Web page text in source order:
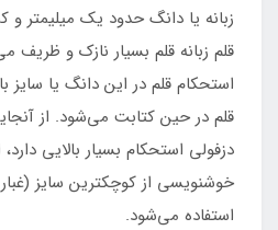
زبانه یا دانگ حدود یک میلیمتر
قلم زبانه قلم بسیار نازک و ظریف
استحکام قلم در این دانگ یا
قلم در حین کتابت می‌شود. از
دزفولی استحکام بسیار بالایی
خوشنویسی از کوچکترین سایز
استفاده می‌شود.